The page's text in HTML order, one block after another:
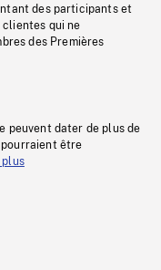
des participants et
qui ne
des Premières
peuvent dater de plus de
pourraient être
plus